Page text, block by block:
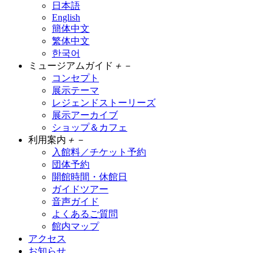
日本語
English
簡体中文
繁体中文
한국어
ミュージアムガイド ＋ －
コンセプト
展示テーマ
レジェンドストーリーズ
展示アーカイブ
ショップ＆カフェ
利用案内 ＋ －
入館料／チケット予約
団体予約
開館時間・休館日
ガイドツアー
音声ガイド
よくあるご質問
館内マップ
アクセス